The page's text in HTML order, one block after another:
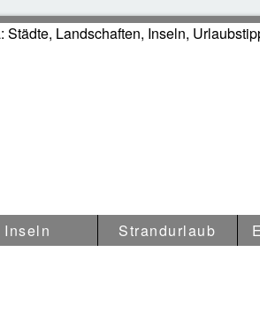
in Europa
Inseln Strandurlaub